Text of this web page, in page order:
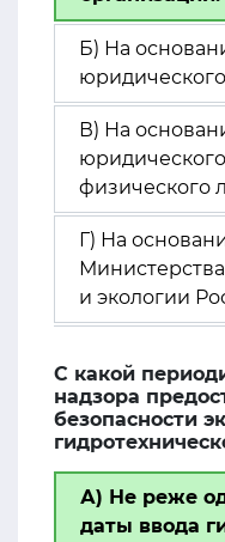
Б) На
В) На
физического
Г) На
и экологии
С какой
надзора
безопасности
А) Не реже
даты ввода